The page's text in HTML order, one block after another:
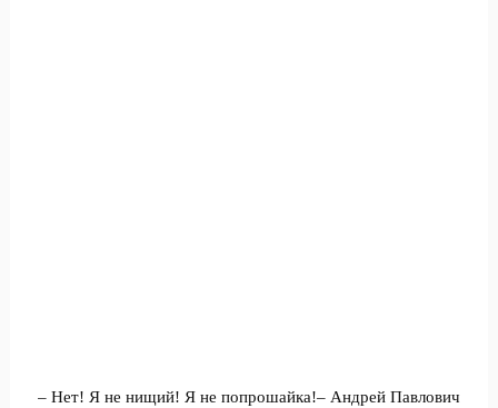
– Нет! Я не нищий! Я не попрошайка!– Андрей Павлович